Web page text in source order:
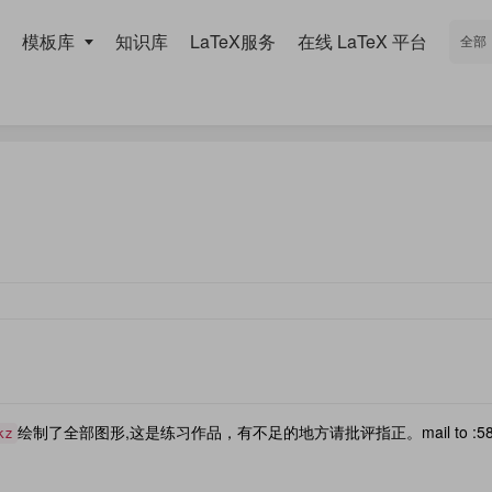
模板库 知识库 LaTeX服务 在线 LaTeX 平台
绘制了全部图形,这是练习作品，有不足的地方请批评指正。mail to